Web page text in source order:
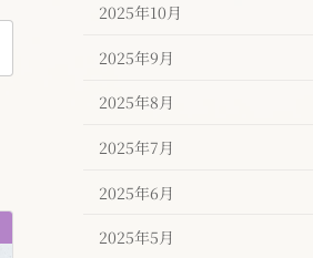
2025年10月
2025年9月
2025年8月
2025年7月
2025年6月
2025年5月